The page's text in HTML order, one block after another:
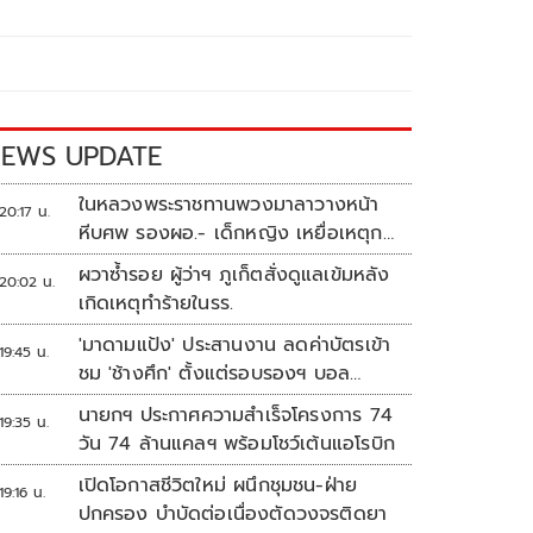
UPDATE
น.
ในหลวงพระราชทานพวงมาลาวางหน้า
หีบศพ รองผอ.- เด็กหญิง เหยื่อเหตุก
ราดยิง
น.
ผวาซ้ำรอย ผู้ว่าฯ ภูเก็ตสั่งดูแลเข้มหลัง
เกิดเหตุทำร้ายในรร.
น.
'มาดามแป้ง' ประสานงาน ลดค่าบัตรเข้า
ชม 'ช้างศึก' ตั้งแต่รอบรองฯ บอล
อาเซียน
น.
นายกฯ ประกาศความสำเร็จโครงการ 74
วัน 74 ล้านแคลฯ พร้อมโชว์เต้นแอโรบิก
น.
เปิดโอกาสชีวิตใหม่ ผนึกชุมชน-ฝ่าย
ปกครอง บำบัดต่อเนื่องตัดวงจรติดยา